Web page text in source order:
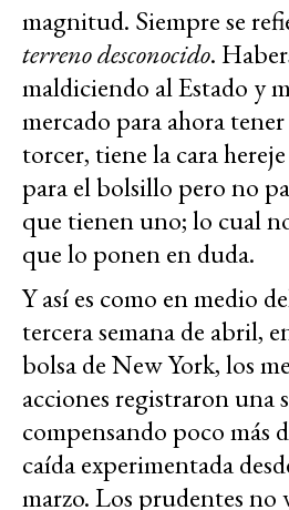
magnitud. Siempre se
terreno desconocido.
maldiciendo al Estado y
mercado para ahora
torcer, tiene la cara
para el bolsillo pero no
que tienen uno; lo cual
que lo ponen en duda.
Y así es como en medio
tercera semana de abril,
bolsa de New York, los
acciones registraron una
compensando poco más
caída experimentada
marzo. Los prudentes no